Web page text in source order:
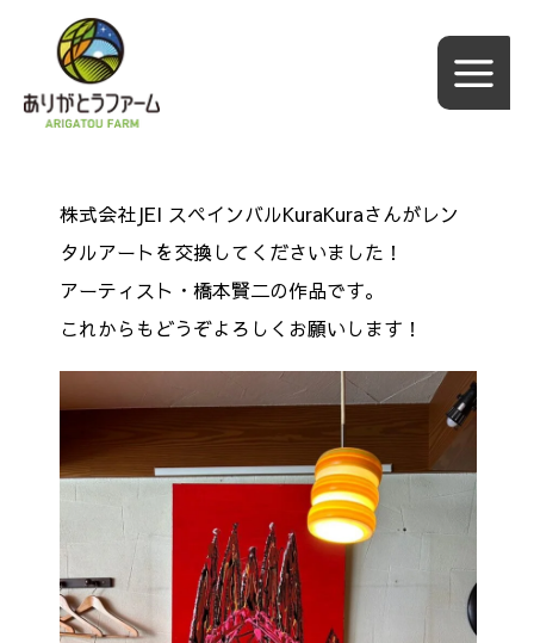
株式会社JEI スペインバルKuraKuraさんがレン
タルアートを交換してくださいました！
アーティスト・橋本賢二の作品です。
これからもどうぞよろしくお願いします！